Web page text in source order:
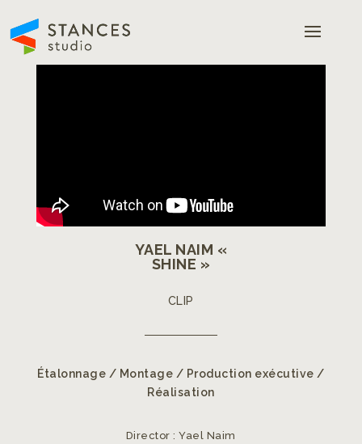
YAEL NAIM «
SHINE »
CLIP
Étalonnage / Montage / Production exécutive /
Réalisation
Director :Yael Naim